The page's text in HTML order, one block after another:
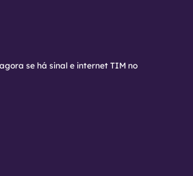
se há sinal e internet TIM no